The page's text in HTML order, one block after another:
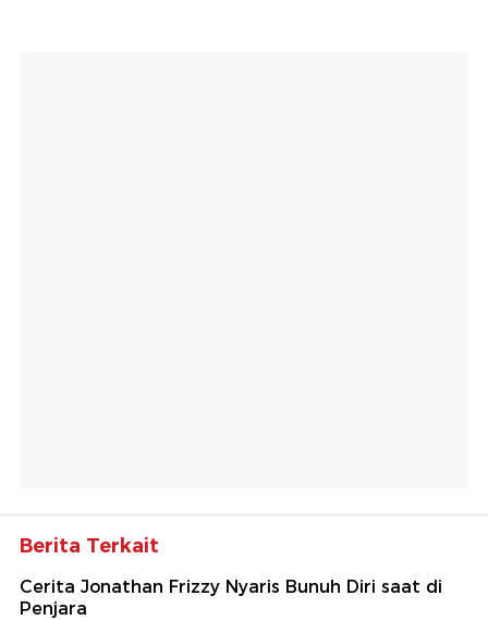
Berita Terkait
Cerita Jonathan Frizzy Nyaris Bunuh Diri saat di
Penjara